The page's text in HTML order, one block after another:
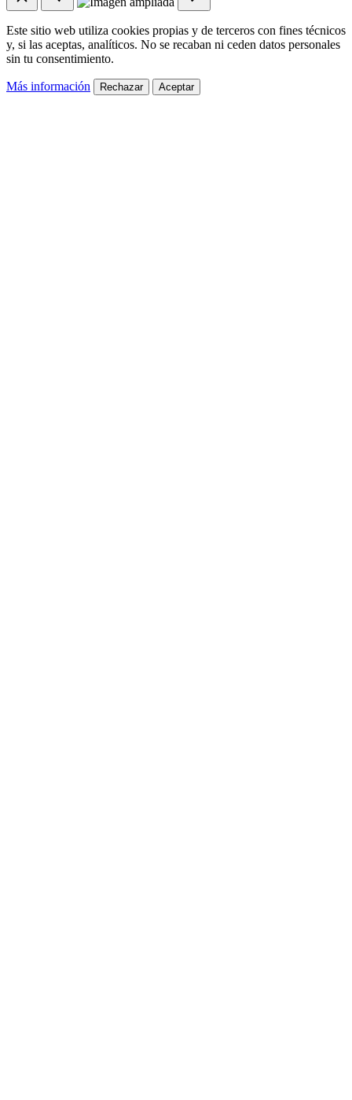
Este sitio web utiliza cookies propias y de terceros con fines técnicos
y, si las aceptas, analíticos. No se recaban ni ceden datos personales
sin tu consentimiento.
Más información Rechazar Aceptar